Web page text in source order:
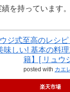
を持っています。
ジ式至高のレシ
味しい! 基本の料
籍】[ リュウ
posted with カエ
楽天市場